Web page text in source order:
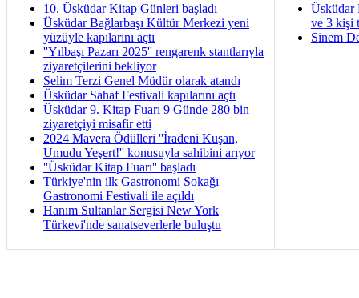
10. Üsküdar Kitap Günleri başladı
Üsküdar Bağlarbaşı Kültür Merkezi yeni
yüzüyle kapılarını açtı
''Yılbaşı Pazarı 2025'' rengarenk stantlarıyla
ziyaretçilerini bekliyor
Selim Terzi Genel Müdür olarak atandı
Üsküdar Sahaf Festivali kapılarını açtı
Üsküdar 9. Kitap Fuarı 9 Günde 280 bin
ziyaretçiyi misafir etti
2024 Mavera Ödülleri ''İradeni Kuşan,
Umudu Yeşert!'' konusuyla sahibini arıyor
''Üsküdar Kitap Fuarı'' başladı
Türkiye'nin ilk Gastronomi Sokağı
Gastronomi Festivali ile açıldı
Hanım Sultanlar Sergisi New York
Türkevi'nde sanatseverlerle buluştu
Üsküdar
ve 3 kişi
Sinem